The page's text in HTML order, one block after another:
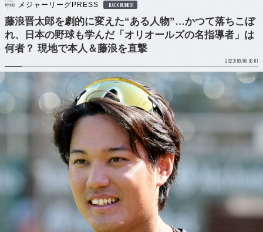
メジャーリーグPRESS BACK NUMBER
藤浪晋太郎を劇的に変えた“ある人物”…かつて落ちこぼ
れ、日本の野球も学んだ「オリオールズの名指導者」は
何者？ 現地で本人＆藤浪を直撃
2023/09/06 06:01